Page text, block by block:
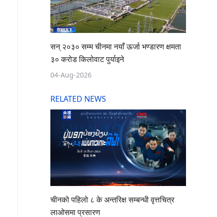
सन् २०३० सम्म चीनमा नयाँ ऊर्जा भण्डारण क्षमता
३० करोड किलोवाट पुर्याइने
04-Aug-2026
RELATED NEWS
चीनको पहिलो ८ के अन्तरिक्ष सम्बन्धी वृत्तचित्र
लाओसमा प्रसारण